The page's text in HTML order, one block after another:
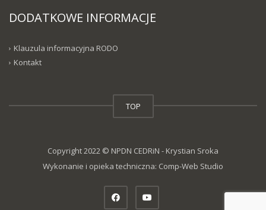
DODATKOWE INFORMACJE
Klauzula informacyjna RODO
Kontakt
TOP
Copyright 2022 © NPDN CEDRiN - Krystian Sroka
Wykonanie i opieka techniczna: Comp-Web Studio